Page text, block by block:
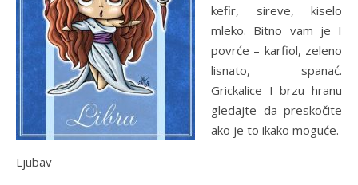
kefir, sireve, kiselo
mleko. Bitno vam je I
povrće – karfiol, zeleno
lisnato, spanać.
Grickalice I brzu hranu
gledajte da preskočite
ako je to ikako moguće.
Ljubav